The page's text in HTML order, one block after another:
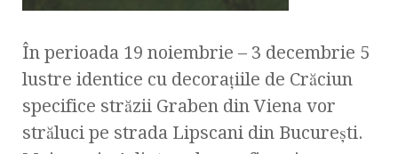
În perioada 19 noiembrie – 3 decembrie 5
lustre identice cu decoraţiile de Crăciun
specifice străzii Graben din Viena vor
străluci pe strada Lipscani din Bucureşti.